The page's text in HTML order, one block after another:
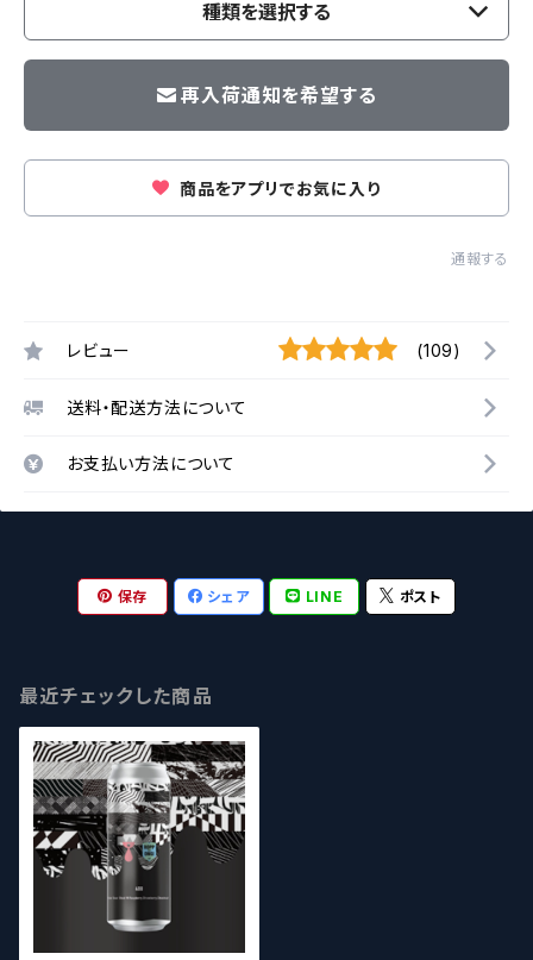
種類を選択する
再入荷通知を希望する
商品をアプリでお気に入り
通報する
レビュー (109)
送料・配送方法について
お支払い方法について
保存 シェア LINE ポスト
最近チェックした商品